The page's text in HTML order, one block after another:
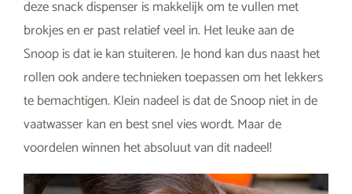
deze snack dispenser is makkelijk om te vullen met
brokjes en er past relatief veel in. Het leuke aan de
Snoop is dat ie kan stuiteren. Je hond kan dus naast het
rollen ook andere technieken toepassen om het lekkers
te bemachtigen. Klein nadeel is dat de Snoop niet in de
vaatwasser kan en best snel vies wordt. Maar de
voordelen winnen het absoluut van dit nadeel!